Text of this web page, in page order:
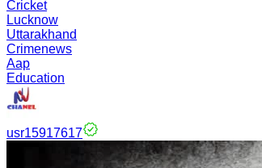
Cricket
Lucknow
Uttarakhand
Crimenews
Aap
Education
usr15917617